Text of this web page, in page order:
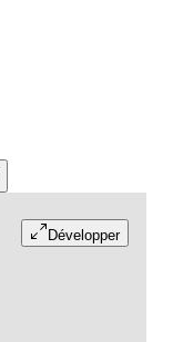
Développer